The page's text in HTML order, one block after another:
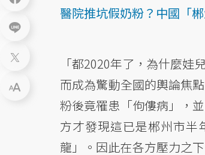
醫院推坑假奶粉？中國「
「都2020年了，為什麼
而成為驚動全國的輿論焦
粉後竟罹患「佝僂病」，
方才發現這已是郴州市
龍」。因此在各方壓力之